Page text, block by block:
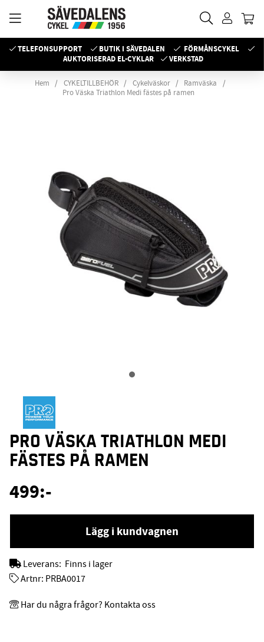
TELEFONSUPPORT BUTIK I SÄVEDALEN
FÖRMÅNSCYKEL
AUKTORISERAD EL-CYKLAR
VERKSTAD
Hem CYKELTILLBEHÖR Cykelväskor
Ramväska
Pro Väska Triathlon Medi fästes på ramen
PRO VÄSKA TRIATHLON MEDI
FÄSTES PÅ RAMEN
499:-
Lägg i kundvagnen
Leverans: Finns i lager
Artnr: PRBA0017
Har du några frågor? Kontakta oss